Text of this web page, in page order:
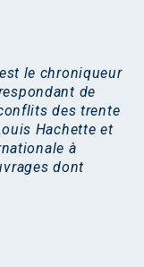
est le chroniqueur
de
des trente
Hachette et
à
dont